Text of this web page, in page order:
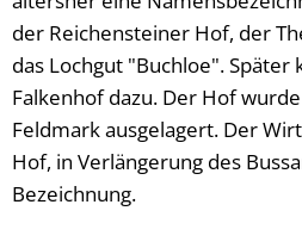
der Reichensteiner Hof, der
das Lochgut "Buchloe".
Falkenhof dazu. Der Hof
Feldmark ausgelagert. Der
Hof, in Verlängerung des
Bezeichnung.